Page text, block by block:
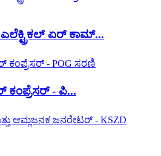
ಏರ್ ಕಾಮ್...
ಕಂಪ್ರೆಸರ್ - ಪಿ...